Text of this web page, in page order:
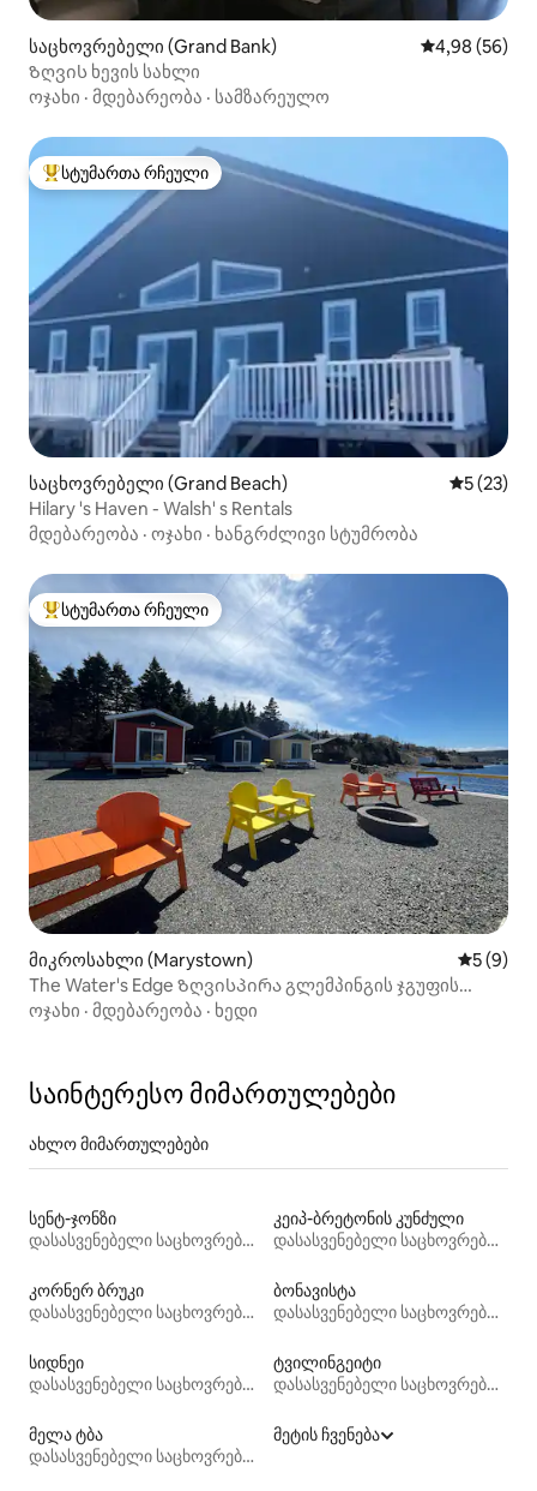
საცხოვრებელი (Grand Bank) საშუალო
4,98 (56)
Ზღვის ხევის სახლი
ოჯახი · მდებარეობა · სამზარეულო
სტუმართა რჩეული მოწინავე ვარიანტი
სტუმართა რჩეული
საცხოვრებელი (Grand Beach) საშუალო
5 (23)
Hilary 's Haven - Walsh' s Rentals
მდებარეობა · ოჯახი · ხანგრძლივი სტუმრობა
სტუმართა რჩეული მოწინავე ვარიანტი
სტუმართა რჩეული
მიკროსახლი (Marystown) საშუალო
5 (9)
The Water's Edge Ზღვისპირა გლემპინგის ჯგუფის
განმარტოება
ოჯახი · მდებარეობა · ხედი
საინტერესო მიმართულებები
ახლო მიმართულებები
სენტ-ჯონზი
დასასვენებელი საცხოვრებლები
კეიპ-ბრეტონის კუნძული
დასასვენებელი საცხოვრებლები
კორნერ ბრუკი
დასასვენებელი საცხოვრებლები
ბონავისტა
დასასვენებელი საცხოვრებლები
სიდნეი
დასასვენებელი საცხოვრებლები
ტვილინგეიტი
დასასვენებელი საცხოვრებლები
მელა ტბა
დასასვენებელი საცხოვრებლები
მეტის ჩვენება